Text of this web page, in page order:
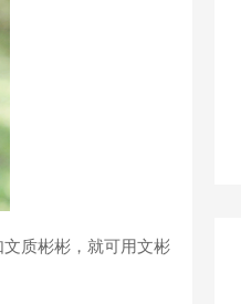
质彬彬，就可用文彬